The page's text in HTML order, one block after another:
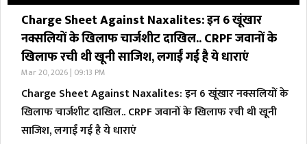
Charge Sheet Against Naxalites: इन 6 खूंखार
नक्सलियों के खिलाफ चार्जशीट दाखिल.. CRPF जवानों के
खिलाफ रची थी खूनी साजिश, लगाईं गई है ये धाराएं
Mar 20, 2026 | 09:13 PM
Charge Sheet Against Naxalites: इन 6 खूंखार नक्सलियों के
खिलाफ चार्जशीट दाखिल.. CRPF जवानों के खिलाफ रची थी खूनी
साजिश, लगाईं गई है ये धाराएं